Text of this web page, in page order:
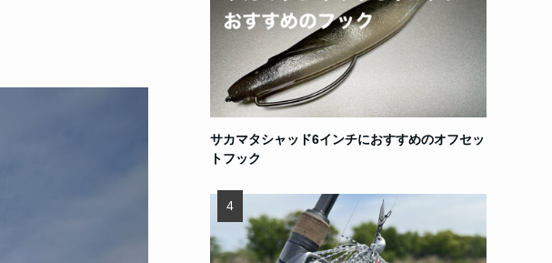
サカマタシャッド6インチにおすすめのオフセッ
トフック